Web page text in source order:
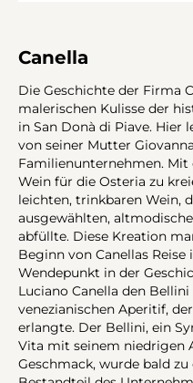
Canella
Die Geschichte der Firma
malerischen Kulisse der
in San Donà di Piave. Hier
von seiner Mutter
Familienunternehmen.
Wein für die Osteria zu
leichten, trinkbaren Wein,
ausgewählten,
abfüllte. Diese Kreation
Beginn von Canellas
Wendepunkt in der
Luciano Canella den
venezianischen Aperitif,
erlangte. Der Bellini, ein
Vita mit seinem niedrigen
Geschmack, wurde bald